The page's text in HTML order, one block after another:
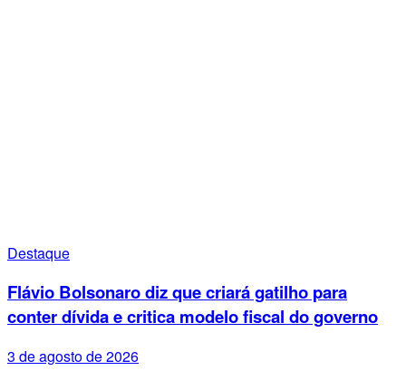
Destaque
Flávio Bolsonaro diz que criará gatilho para
conter dívida e critica modelo fiscal do governo
3 de agosto de 2026